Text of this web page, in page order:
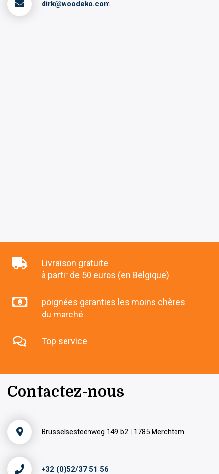
dirk@woodeko.com
Livraison gratuite
à partir de 50 euros (en Belgique)
poignées garanties les moins chères
du marché
Top service
Contactez-nous
Brusselsesteenweg 149 b2 | 1785 Merchtem
+32 (0)52/37 51 56